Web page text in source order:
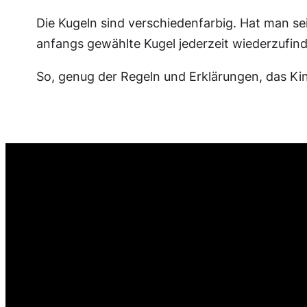
Die Kugeln sind verschiedenfarbig. Hat man
anfangs gewählte Kugel jederzeit
So, genug der Regeln und Erklärungen, das